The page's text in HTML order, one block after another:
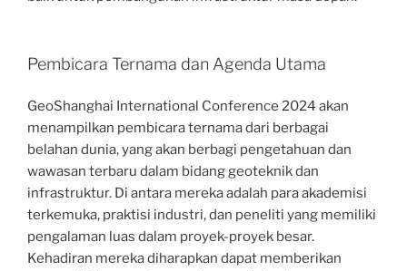
Pembicara Ternama dan Agenda Utama
GeoShanghai International Conference 2024 akan
menampilkan pembicara ternama dari berbagai
belahan dunia, yang akan berbagi pengetahuan dan
wawasan terbaru dalam bidang geoteknik dan
infrastruktur. Di antara mereka adalah para akademisi
terkemuka, praktisi industri, dan peneliti yang memiliki
pengalaman luas dalam proyek-proyek besar.
Kehadiran mereka diharapkan dapat memberikan